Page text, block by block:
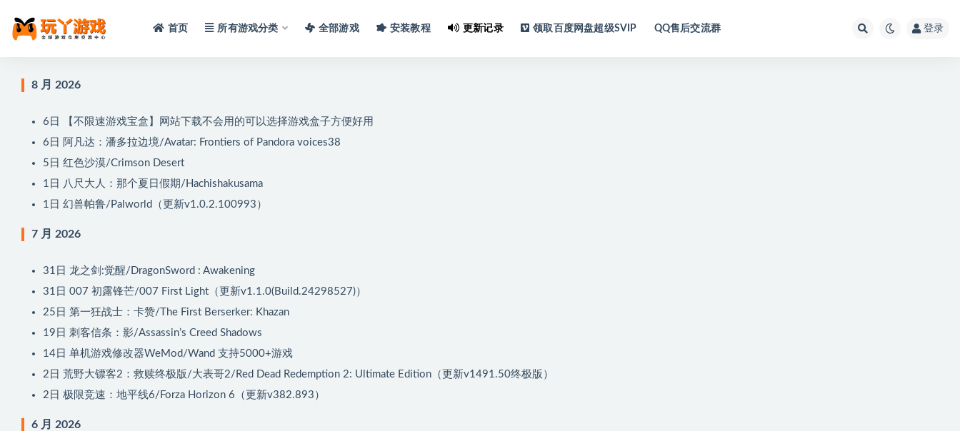
首页 所有游戏分类 全部游戏 安装教程 更新记录 领取百度网盘超级SVIP QQ售后交流群 登录
8 月 2026
6日
【不限速游戏宝盒】网站下载不会用的可以选择游戏盒子方便好用
6日 阿凡达：潘多拉边境/Avatar: Frontiers of Pandora voices38
5日 红色沙漠/Crimson Desert
1日 八尺大人：那个夏日假期/Hachishakusama
1日 幻兽帕鲁/Palworld（更新v1.0.2.100993）
7 月 2026
31日 龙之剑:觉醒/DragonSword : Awakening
31日 007 初露锋芒/007 First Light（更新v1.1.0(Build.24298527)）
25日 第一狂战士：卡赞/The First Berserker: Khazan
19日 刺客信条：影/Assassin’s Creed Shadows
14日 单机游戏修改器WeMod/Wand 支持5000+游戏
2日 荒野大镖客2：救赎终极版/大表哥2/Red Dead Redemption 2: Ultimate Edition（更新v1491.50终极版）
2日 极限竞速：地平线6/Forza Horizon 6（更新v382.893）
6 月 2026